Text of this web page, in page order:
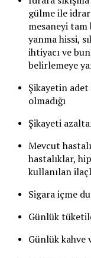
gülme ile
mesaneyi tam
yanma hissi,
ihtiyacı ve
belirlemeye
Şikayetin
olmadığı
Şikayeti
Mevcut
hastalıklar,
kullanılan
Sigara içme
Günlük
Günlük